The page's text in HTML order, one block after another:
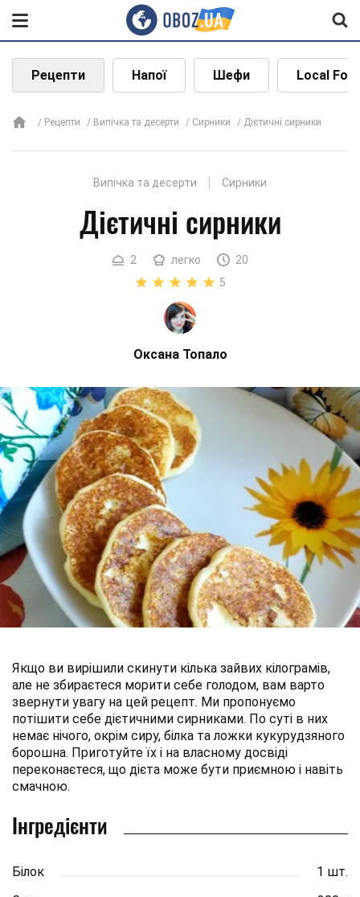
Рецепти Напої Шефи Local
Рецепти Випічка та десерти Сирники Дієтичні сирники
Випічка та десерти Сирники
Дієтичні сирники
2 легко
20
5
Оксана Топало
Якщо ви вирішили скинути кілька зайвих кілограмів,
але не збираєтеся морити себе голодом, вам варто
звернути увагу на цей рецепт. Ми пропонуємо
потішити себе дієтичними сирниками. По суті в них
немає нічого, окрім сиру, білка та ложки кукурудзяного
борошна. Приготуйте їх і на власному досвіді
переконаєтеся, що дієта може бути приємною і навіть
смачною.
Інгредієнти
Білок
1 шт.